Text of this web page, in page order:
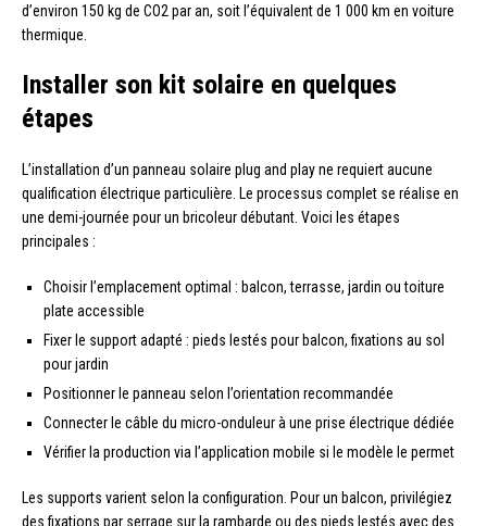
d’environ 150 kg de CO2 par an, soit l’équivalent de 1 000 km en voiture
thermique.
Installer son kit solaire en quelques
étapes
L’installation d’un panneau solaire plug and play ne requiert aucune
qualification électrique particulière. Le processus complet se réalise en
une demi-journée pour un bricoleur débutant. Voici les étapes
principales :
Choisir l’emplacement optimal : balcon, terrasse, jardin ou toiture
plate accessible
Fixer le support adapté : pieds lestés pour balcon, fixations au sol
pour jardin
Positionner le panneau selon l’orientation recommandée
Connecter le câble du micro-onduleur à une prise électrique dédiée
Vérifier la production via l’application mobile si le modèle le permet
Les supports varient selon la configuration. Pour un balcon, privilégiez
des fixations par serrage sur la rambarde ou des pieds lestés avec des